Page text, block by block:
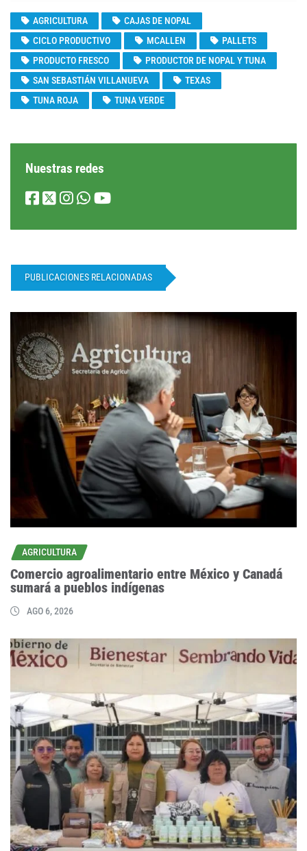
AGRICULTURA
CAJAS DE NOPAL
CICLO PRODUCTIVO
MCALLEN
PALLETS
PRODUCTO FRESCO
PRODUCTOR DE NOPAL Y TUNA
SAN SEBASTIÁN VILLANUEVA
TEXAS
TUNA ROJA
TUNA VERDE
Nuestras redes
PUBLICACIONES RELACIONADAS
AGRICULTURA
Comercio agroalimentario entre México y Canadá
sumará a pueblos indígenas
AGO 6, 2026